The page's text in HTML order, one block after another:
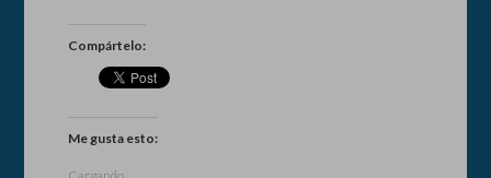
Compártelo:
Me gusta esto: